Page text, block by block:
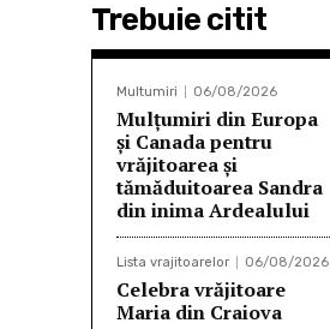
Trebuie citit
Multumiri 06/08/2026
Mulțumiri din Europa
și Canada pentru
vrăjitoarea și
tămăduitoarea Sandra
din inima Ardealului
Lista vrajitoarelor 06/08/2026
Celebra vrăjitoare
Maria din Craiova